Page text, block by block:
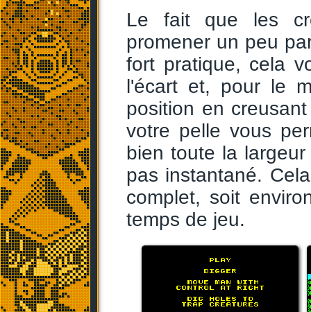
Le fait que les
promener un peu
fort pratique, cela
l'écart et, pour le
position en
votre pelle vous
bien toute la
pas instantané.
complet, soit
temps de jeu.